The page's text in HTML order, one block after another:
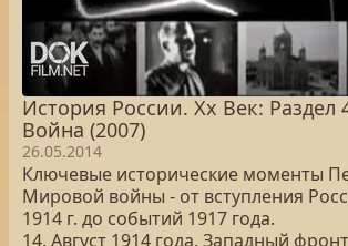
История России. Хх Век: Раздел
Война (2007)
26.05.2014
Ключевые исторические моменты
Мировой войны - от вступления
1914 г. до событий 1917 года.
14. Август 1914 года. Западный фронт